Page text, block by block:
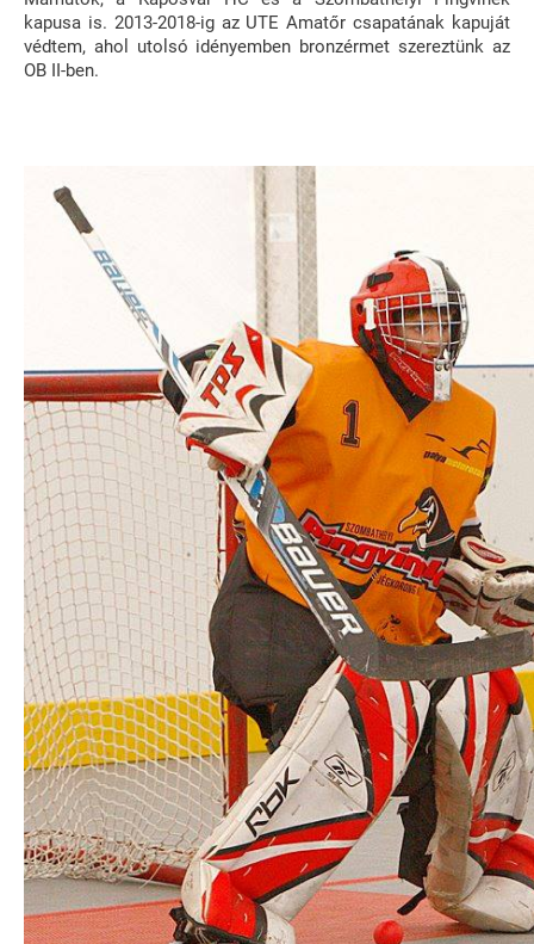
kapusa is. 2013-2018-ig az UTE Amatőr csapatának kapuját
védtem, ahol utolsó idényemben bronzérmet szereztünk az
OB II-ben.